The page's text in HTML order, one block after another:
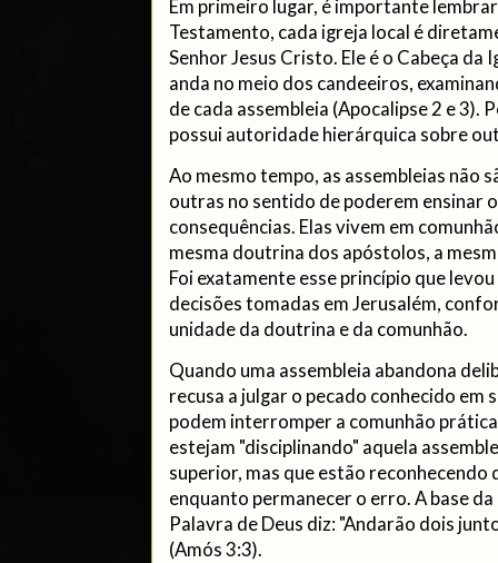
Em primeiro lugar, é importante
Testamento, cada igreja local é
Senhor Jesus Cristo. Ele é o Cabeça da
anda no meio dos candeeiros,
de cada assembleia (Apocalipse 2 e 3).
possui autoridade hierárquica sobre
Ao mesmo tempo, as assembleias não
outras no sentido de poderem ensinar
consequências. Elas vivem em
mesma doutrina dos apóstolos, a
Foi exatamente esse princípio que
decisões tomadas em Jerusalém,
unidade da doutrina e da comunhão.
Quando uma assembleia abandona
recusa a julgar o pecado conhecido em
podem interromper a comunhão
estejam "disciplinando" aquela
superior, mas que estão reconhecendo
enquanto permanecer o erro. A base
Palavra de Deus diz: "Andarão dois
(Amós 3:3).